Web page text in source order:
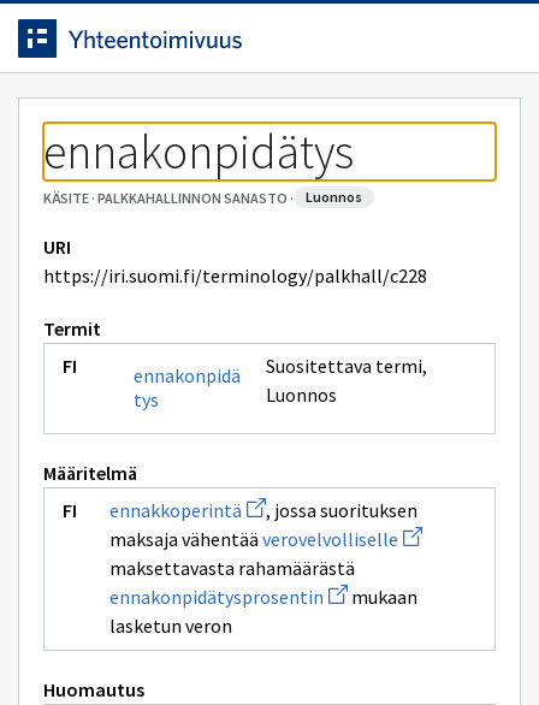
Siirrytty
sivulle
Siirry suoraan sisältöön.
ennakonpidätys
KÄSITE· PALKKAHALLINNON SANASTO · luonnos
URI
https://iri.suomi.fi/terminology/palkhall/c228
Termit
ennakonpidä
tys
Suositettava termi,
Luonnos
Määritelmä
ennakkoperintä Avaa
uuden
ikkunan
sivulle
ennakkoperintä
, jossa suorituksen
maksaja vähentää verovelvolliselle Avaa
uuden
sivulle
verovelvolliselle
maksettavasta rahamäärästä
ennakonpidätysprosentin Avaa
uuden
sivulle
mukaan
lasketun veron
Huomautus